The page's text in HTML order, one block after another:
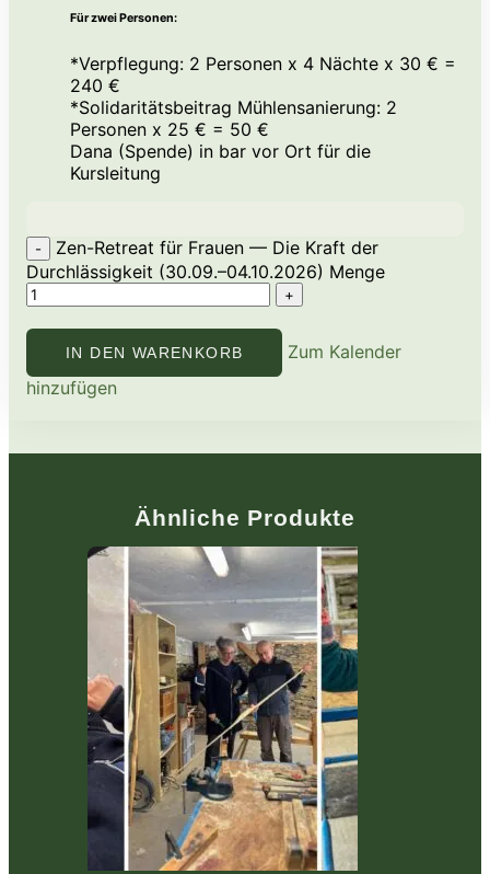
Für zwei Personen:
*Verpflegung: 2 Personen x 4 Nächte x 30 € =
240 €
*Solidaritätsbeitrag Mühlensanierung: 2
Personen x 25 € = 50 €
Dana (Spende) in bar vor Ort für die
Kursleitung
Zen-Retreat für Frauen — Die Kraft der
Durchlässigkeit (30.09.–04.10.2026) Menge
IN DEN WARENKORB
Zum Kalender
hinzufügen
Ähnliche Produkte